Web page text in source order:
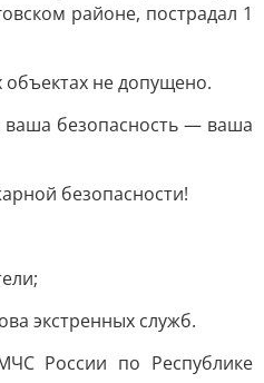
районе, пострадал 1
не допущено.
безопасность — ваша
безопасности!
экстренных служб.
России по Республике